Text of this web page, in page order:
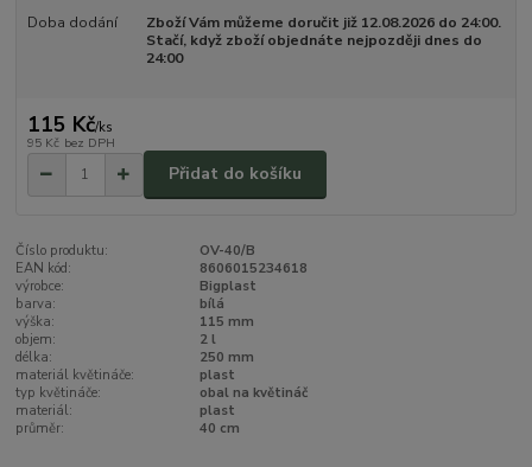
Doba dodání
Zboží Vám můžeme doručit již 12.08.2026 do 24:00.
Stačí, když zboží objednáte nejpozději dnes do
24:00
115 Kč/ks
95 Kč bez DPH
Přidat do košíku
Číslo produktu:
OV-40/B
EAN kód:
8606015234618
výrobce:
Bigplast
barva:
bílá
výška:
115 mm
objem:
2 l
délka:
250 mm
materiál květináče:
plast
typ květináče:
obal na květináč
materiál:
plast
průměr:
40 cm